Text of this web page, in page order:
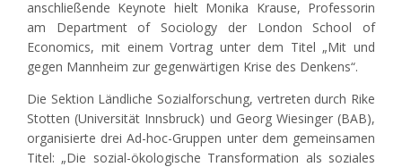
anschließende Keynote hielt Monika Krause, Professorin
am Department of Sociology der London School of
Economics, mit einem Vortrag unter dem Titel „Mit und
gegen Mannheim zur gegenwärtigen Krise des Denkens“.
Die Sektion Ländliche Sozialforschung, vertreten durch Rike
Stotten (Universität Innsbruck) und Georg Wiesinger (BAB),
organisierte drei Ad-hoc-Gruppen unter dem gemeinsamen
Titel: „Die sozial-ökologische Transformation als soziales